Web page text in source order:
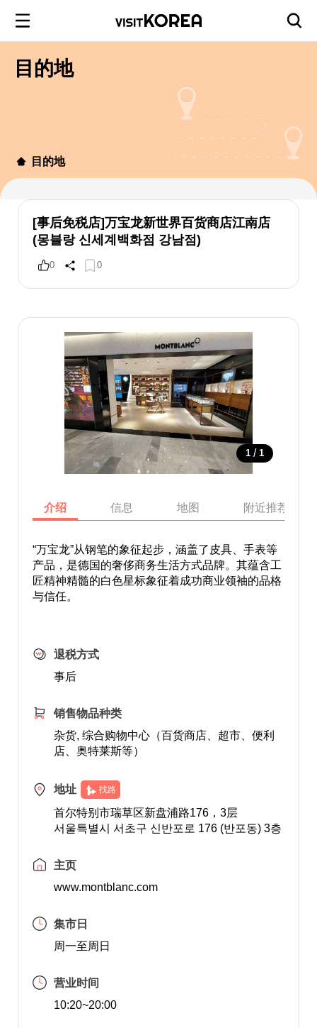
目的地
目的地
[事后免税店]万宝龙新世界百货商店江南店
(몽블랑 신세계백화점 강남점)
0 0
1 / 1
介绍 信息 地图 附近推荐景点
“万宝龙”从钢笔的象征起步，涵盖了皮具、手表等
产品，是德国的奢侈商务生活方式品牌。其蕴含工
匠精神精髓的白色星标象征着成功商业领袖的品格
与信任。
退税方式
事后
销售物品种类
杂货, 综合购物中心（百货商店、超市、便利
店、奥特莱斯等）
地址 找路
首尔特别市瑞草区新盘浦路176，3层
서울특별시 서초구 신반포로 176 (반포동) 3층
主页
www.montblanc.com
集市日
周一至周日
营业时间
10:20~20:00